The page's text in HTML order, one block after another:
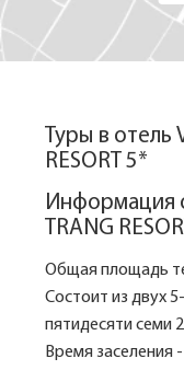
Туры в отель
RESORT 5*
Информация
TRANG
Общая площадь
Состоит из двух
пятидесяти семи
Время заселения